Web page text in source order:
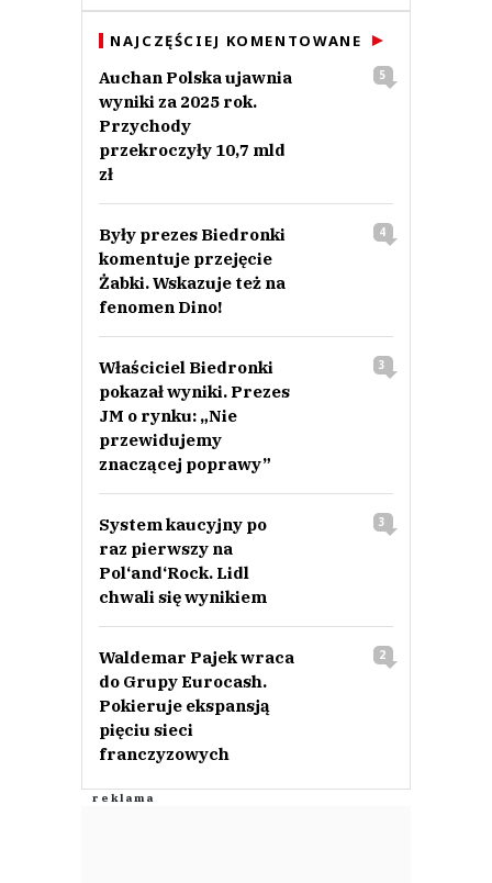
NAJCZĘŚCIEJ KOMENTOWANE
Auchan Polska ujawnia
wyniki za 2025 rok.
Przychody
przekroczyły 10,7 mld
zł
5
Były prezes Biedronki
komentuje przejęcie
Żabki. Wskazuje też na
fenomen Dino!
4
Właściciel Biedronki
pokazał wyniki. Prezes
JM o rynku: „Nie
przewidujemy
znaczącej poprawy”
3
System kaucyjny po
raz pierwszy na
Pol‘and‘Rock. Lidl
chwali się wynikiem
3
Waldemar Pajek wraca
do Grupy Eurocash.
Pokieruje ekspansją
pięciu sieci
franczyzowych
2